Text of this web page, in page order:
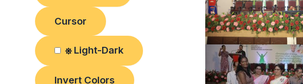
Cursor
Light-Dark
Invert Colors